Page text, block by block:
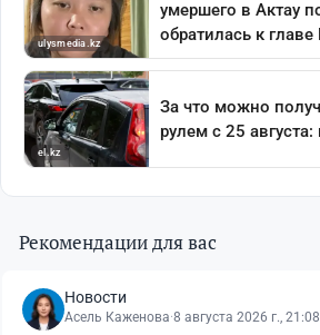
Рекомендации для вас
Новости
Асель Каженова·8 августа 2026 г., 21:08